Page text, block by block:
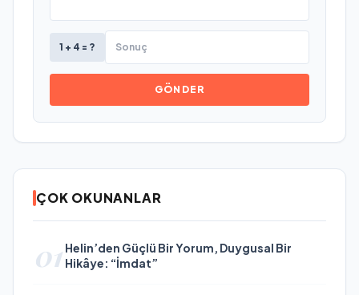
1 + 4 = ?
GÖNDER
ÇOK OKUNANLAR
01 Helin’den Güçlü Bir Yorum, Duygusal Bir
Hikâye: “İmdat”